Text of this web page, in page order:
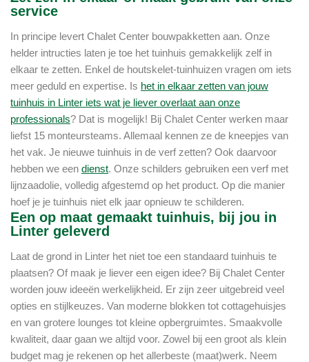
service
In principe levert Chalet Center bouwpakketten aan. Onze
helder intructies laten je toe het tuinhuis gemakkelijk zelf in
elkaar te zetten. Enkel de houtskelet-tuinhuizen vragen om iets
meer geduld en expertise. Is het in elkaar zetten van jouw
tuinhuis in Linter iets wat je liever overlaat aan onze
professionals? Dat is mogelijk! Bij Chalet Center werken maar
liefst 15 monteursteams. Allemaal kennen ze de kneepjes van
het vak. Je nieuwe tuinhuis in de verf zetten? Ook daarvoor
hebben we een dienst. Onze schilders gebruiken een verf met
lijnzaadolie, volledig afgestemd op het product. Op die manier
hoef je je tuinhuis niet elk jaar opnieuw te schilderen.
Een op maat gemaakt tuinhuis, bij jou in
Linter geleverd
Laat de grond in Linter het niet toe een standaard tuinhuis te
plaatsen? Of maak je liever een eigen idee? Bij Chalet Center
worden jouw ideeën werkelijkheid. Er zijn zeer uitgebreid veel
opties en stijlkeuzes. Van moderne blokken tot cottagehuisjes
en van grotere lounges tot kleine opbergruimtes. Smaakvolle
kwaliteit, daar gaan we altijd voor. Zowel bij een groot als klein
budget mag je rekenen op het allerbeste (maat)werk. Neem